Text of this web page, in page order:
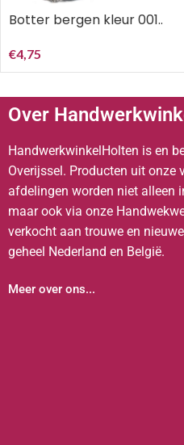
Botter bergen kleur 001..
€4,75
Over
HandwerkwinkelHolten is en
Overijssel. Producten uit onze
afdelingen worden niet alleen
maar ook via onze
verkocht aan trouwe en
geheel Nederland en België.
Meer over ons...